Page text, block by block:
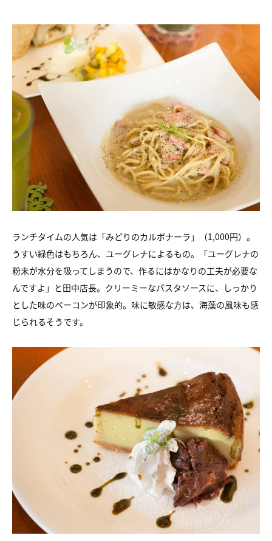
ランチタイムの人気は「みどりのカルボナーラ」（1,000円）。
うすい緑色はもちろん、ユーグレナによるもの。
「ユーグレナの
粉末が水分を吸ってしまうので、 作るにはかなりの工夫が必要な
んですよ」と田中店長。 クリーミーなパスタソースに、しっかり
とした味のベーコンが印象的。 味に敏感な方は、海藻の風味も感
じられるそうです。